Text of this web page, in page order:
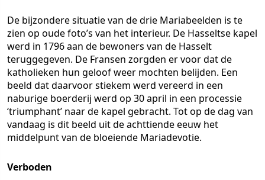
De bijzondere situatie van de drie Mariabeelden is te
zien op oude foto’s van het interieur. De Hasseltse kapel
werd in 1796 aan de bewoners van de Hasselt
teruggegeven. De Fransen zorgden er voor dat de
katholieken hun geloof weer mochten belijden. Een
beeld dat daarvoor stiekem werd vereerd in een
naburige boerderij werd op 30 april in een processie
‘triumphant’ naar de kapel gebracht. Tot op de dag van
vandaag is dit beeld uit de achttiende eeuw het
middelpunt van de bloeiende Mariadevotie.
Verboden